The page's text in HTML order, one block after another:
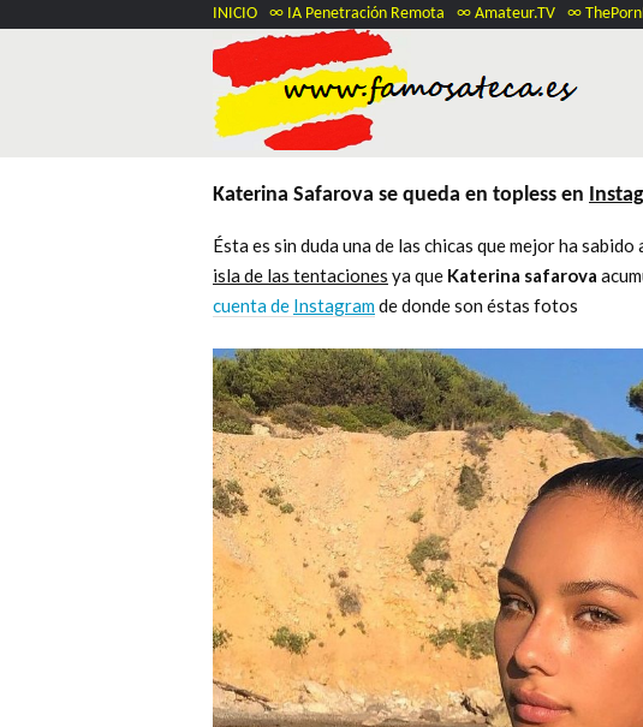
INICIO ∞ IA Penetración Remota ∞ Amateur.TV ∞
Katerina Safarova se queda en topless en
Ésta es sin duda una de las chicas que mejor ha
isla de las tentaciones ya que Katerina safarova
cuenta de Instagramde donde son éstas fotos